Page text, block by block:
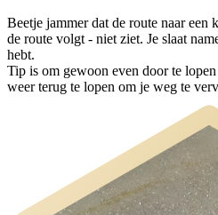
Beetje jammer dat de route naar een
de route volgt - niet ziet. Je slaat
hebt.
Tip is om gewoon even door te
weer terug te lopen om je weg te